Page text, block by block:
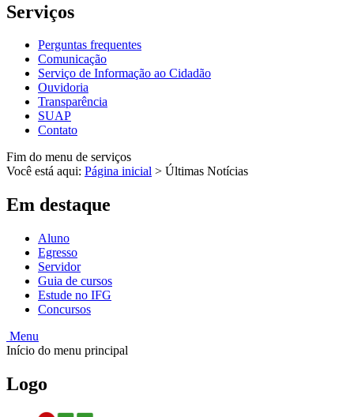
Serviços
Perguntas frequentes
Comunicação
Serviço de Informação ao Cidadão
Ouvidoria
Transparência
SUAP
Contato
Fim do menu de serviços
Você está aqui: Página inicial > Últimas Notícias
Em destaque
Aluno
Egresso
Servidor
Guia de cursos
Estude no IFG
Concursos
Menu
Início do menu principal
Logo